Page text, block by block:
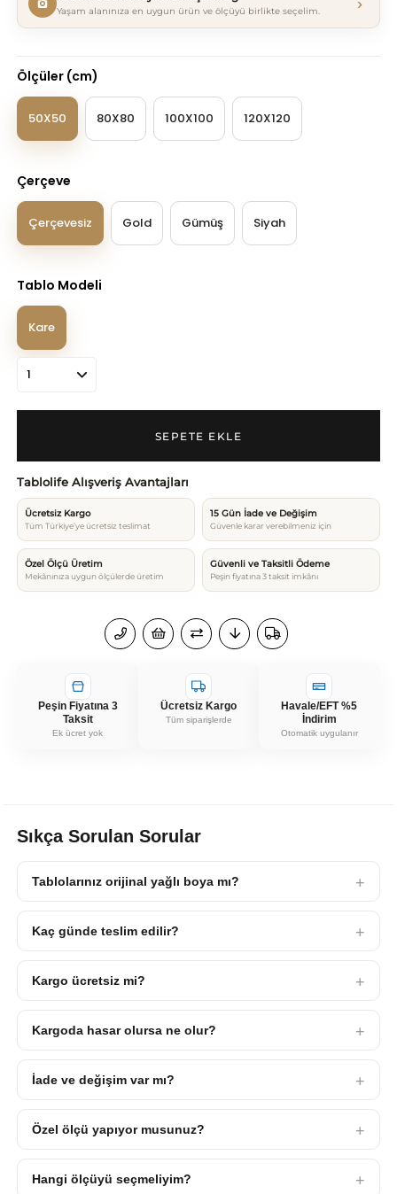
Yaşam alanınıza en uygun ürün ve ölçüyü birlikte seçelim. ›
Ölçüler (cm)
50X50 80X80 100X100 120X120
Çerçeve
Çerçevesiz Gold Gümüş Siyah
Tablo Modeli
Kare
Tablolife Alışveriş Avantajları
Ücretsiz Kargo
Tüm Türkiye’ye ücretsiz teslimat
15 Gün İade ve Değişim
Güvenle karar verebilmeniz için
Özel Ölçü Üretim
Mekânınıza uygun ölçülerde üretim
Güvenli ve Taksitli Ödeme
Peşin fiyatına 3 taksit imkânı
Peşin Fiyatına 3
Taksit
Ek ücret yok
Ücretsiz Kargo
Tüm siparişlerde
Havale/EFT %5
İndirim
Otomatik uygulanır
Sıkça Sorulan Sorular
Tablolarınız orijinal yağlı boya mı?
Kaç günde teslim edilir?
Kargo ücretsiz mi?
Kargoda hasar olursa ne olur?
İade ve değişim var mı?
Özel ölçü yapıyor musunuz?
Hangi ölçüyü seçmeliyim?